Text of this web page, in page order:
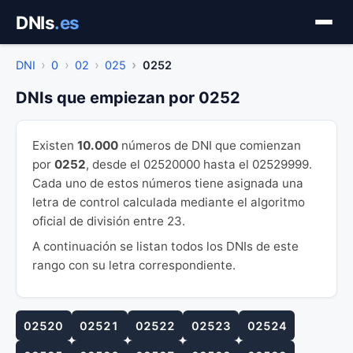
contenido
DNIs.es
DNI 0 02 025 0252
DNIs que empiezan por 0252
Existen 10.000 números de DNI que comienzan
por 0252, desde el 02520000 hasta el 02529999.
Cada uno de estos números tiene asignada una
letra de control calculada mediante el algoritmo
oficial de división entre 23.
A continuación se listan todos los DNIs de este
rango con su letra correspondiente.
02520 02521 02522 02523 02524